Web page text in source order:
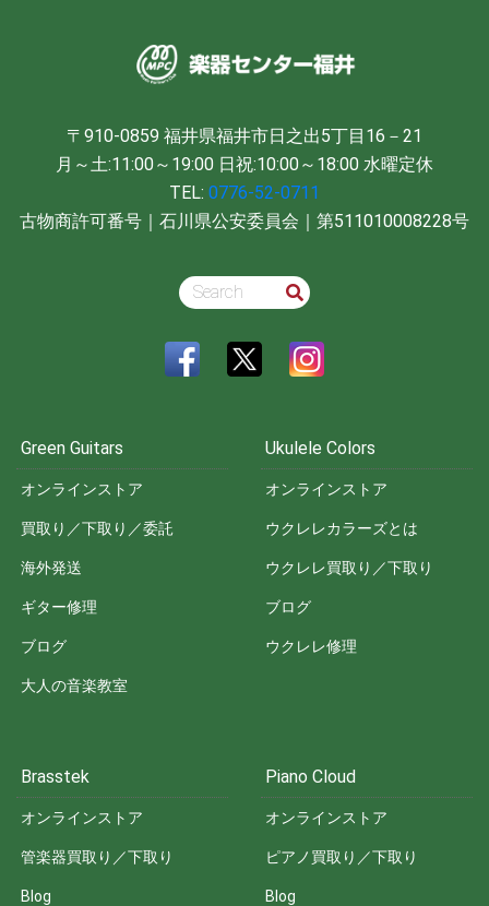
〒910-0859 福井県福井市日之出5丁目16－21
月～土:11:00～19:00 日祝:10:00～18:00 水曜定休
TEL: 0776-52-0711
古物商許可番号｜石川県公安委員会｜第511010008228号
Green Guitars
オンラインストア
買取り／下取り／委託
海外発送
ギター修理
ブログ
大人の音楽教室
Ukulele Colors
オンラインストア
ウクレレカラーズとは
ウクレレ買取り／下取り
ブログ
ウクレレ修理
Brasstek
オンラインストア
管楽器買取り／下取り
Blog
Piano Cloud
オンラインストア
ピアノ買取り／下取り
Blog